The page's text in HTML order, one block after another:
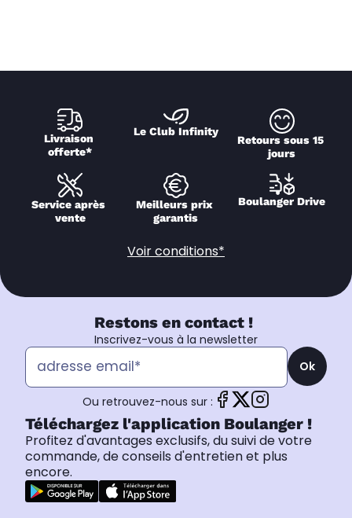
Livraison
offerte*
Le Club Infinity
Retours sous 15
jours
Service après
vente
Meilleurs prix
garantis
Boulanger Drive
Voir conditions*
Restons en contact !
Inscrivez-vous à la newsletter
Ok
Ou retrouvez-nous sur :
Téléchargez l'application Boulanger !
Profitez d'avantages exclusifs, du suivi de votre
commande, de conseils d'entretien et plus
encore.